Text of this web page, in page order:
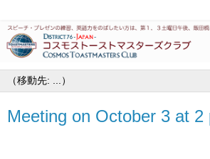
Meeting on October 3 at 2